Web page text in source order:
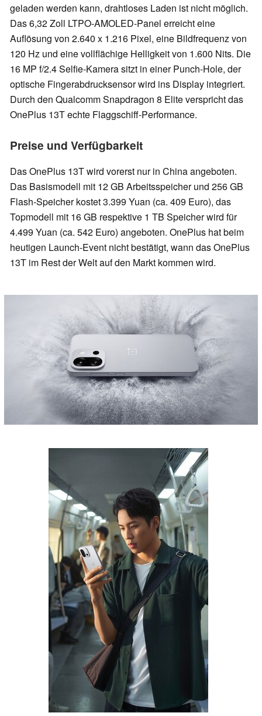
geladen werden kann, drahtloses Laden ist nicht möglich.
Das 6,32 Zoll LTPO-AMOLED-Panel erreicht eine
Auflösung von 2.640 x 1.216 Pixel, eine Bildfrequenz von
120 Hz und eine vollflächige Helligkeit von 1.600 Nits. Die
16 MP f/2.4 Selfie-Kamera sitzt in einer Punch-Hole, der
optische Fingerabdrucksensor wird ins Display integriert.
Durch den Qualcomm Snapdragon 8 Elite verspricht das
OnePlus 13T echte Flaggschiff-Performance.
Preise und Verfügbarkeit
Das OnePlus 13T wird vorerst nur in China angeboten.
Das Basismodell mit 12 GB Arbeitsspeicher und 256 GB
Flash-Speicher kostet 3.399 Yuan (ca. 409 Euro), das
Topmodell mit 16 GB respektive 1 TB Speicher wird für
4.499 Yuan (ca. 542 Euro) angeboten. OnePlus hat beim
heutigen Launch-Event nicht bestätigt, wann das OnePlus
13T im Rest der Welt auf den Markt kommen wird.